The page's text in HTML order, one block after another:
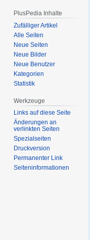
PlusPedia Inhalte
Zufälliger Artikel
Alle Seiten
Neue Seiten
Neue Bilder
Neue Benutzer
Kategorien
Statistik
Werkzeuge
Links auf diese Seite
Änderungen an
verlinkten Seiten
Spezialseiten
Druckversion
Permanenter Link
Seiten­­informationen